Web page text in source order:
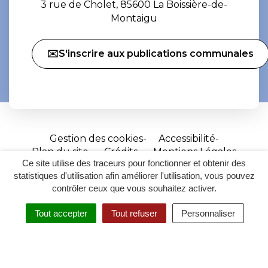
Ce site utilise des traceurs pour fonctionner et obtenir des
statistiques d'utilisation afin améliorer l'utilisation, vous pouvez
contrôler ceux que vous souhaitez activer.
Tout accepter Tout refuser Personnaliser
RECHERCHER
ACCESSIBILITÉ
3 rue de Cholet, 85600 La Boissière-de-
Montaigu
✉️S'inscrire aux publications communales
Gestion des cookies
Accessibilité
Plan du site
Crédits
Mentions Légales
Site
réalisé
par
Inovagora